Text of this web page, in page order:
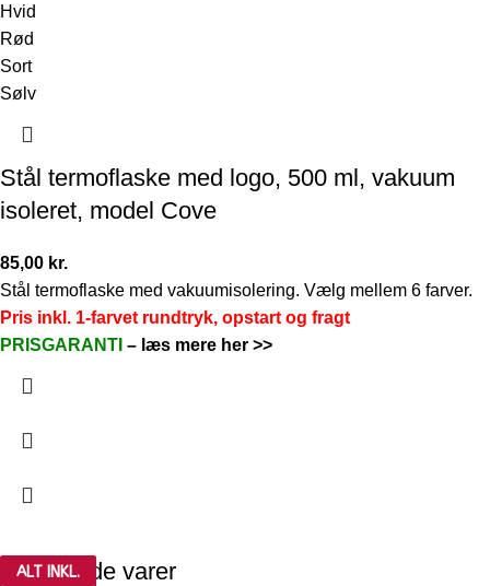
Hvid
Rød
Sort
Sølv
Stål termoflaske med logo, 500 ml, vakuum
isoleret, model Cove
85,00 kr.
Stål termoflaske med vakuumisolering. Vælg mellem 6 farver.
Pris inkl. 1-farvet rundtryk, opstart og fragt
PRISGARANTI – læs mere her >>
Relaterede varer
ALT INKL.
ALT INKL.